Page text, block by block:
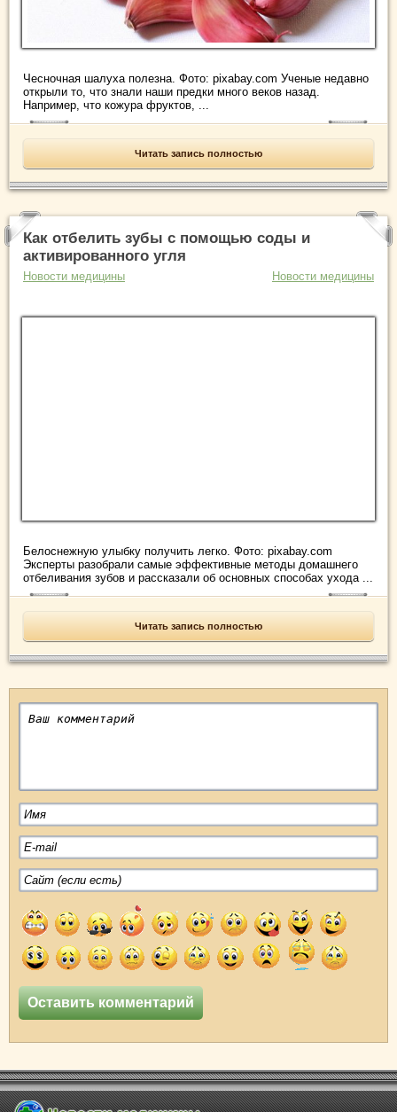
Чесночная шалуха полезна. Фото: pixabay.com Ученые недавно
открыли то, что знали наши предки много веков назад.
Например, что кожура фруктов, ...
Читать запись полностью
Как отбелить зубы с помощью соды и
активированного угля
Новости медицины Новости медицины
Белоснежную улыбку получить легко. Фото: pixabay.com
Эксперты разобрали самые эффективные методы домашнего
отбеливания зубов и рассказали об основных способах ухода ...
Читать запись полностью